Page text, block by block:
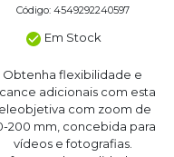
Código: 4549292240597
Em Stock
Obtenha flexibilidade e
adicionais com esta
com zoom de
200 mm, concebida para
vídeos e fotografias.